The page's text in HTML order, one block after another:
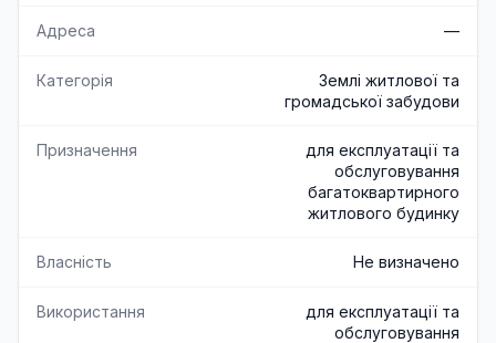
Адреса —
Категорія
Землі житлової та
громадської забудови
Призначення
для експлуатації та
обслуговування
багатоквартирного
житлового будинку
Власність Не визначено
Використання
для експлуатації та
обслуговування